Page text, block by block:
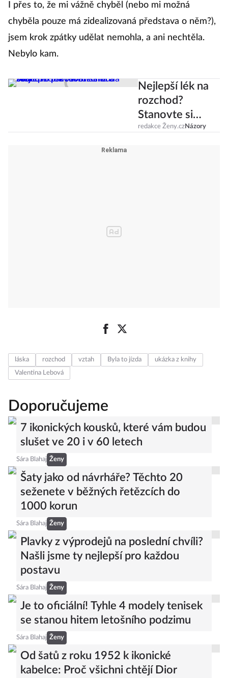
I přes to, že mi vážně chyběl (nebo mi možná
chyběla pouze má zidealizovaná představa o něm?),
jsem krok zpátky udělat nemohla, a ani nechtěla.
Nebylo kam.
Nejlepší lék na
rozchod?
Stanovte si
osobní cíle a
redakce Ženy.czNázory
láska rozchod vztah Byla to jízda
ukázka z knihy
Valentina Lebová
Doporučujeme
7 ikonických kousků, které vám budou
slušet ve 20 i v 60 letech
Sára Blahaj Ženy
Šaty jako od návrháře? Těchto 20
seženete v běžných řetězcích do
1000 korun
Sára Blahaj Ženy
Plavky z výprodejů na poslední chvíli?
Našli jsme ty nejlepší pro každou
postavu
Sára Blahaj Ženy
Je to oficiální! Tyhle 4 modely tenisek
se stanou hitem letošního podzimu
Sára Blahaj Ženy
Od šatů z roku 1952 k ikonické
kabelce: Proč všichni chtějí Dior